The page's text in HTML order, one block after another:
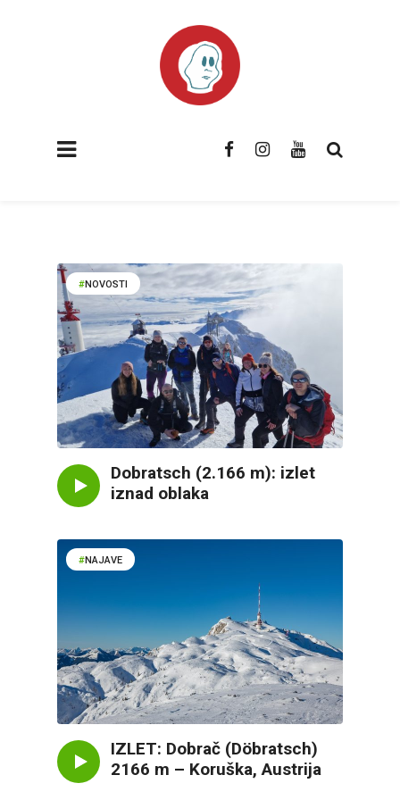
NOVOSTI
Dobratsch (2.166 m): izlet
iznad oblaka
NAJAVE
IZLET: Dobrač (Döbratsch)
2166 m – Koruška, Austrija